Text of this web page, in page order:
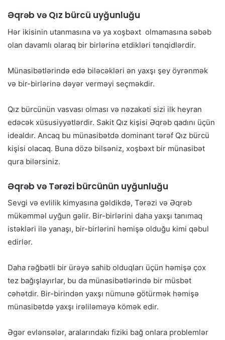
Əqrəb və Qız bürcü uyğunluğu
Hər ikisinin utanmasına və ya xoşbəxt olmamasına səbəb
olan davamlı olaraq bir birlərinə etdikləri tənqidlərdir.
Münasibətlərində edə biləcəkləri ən yaxşı şey öyrənmək
və bir-birlərinə dəyər verməyi seçməkdir.
Qız bürcünün vasvası olması və nəzakəti sizi ilk heyran
edəcək xüsusiyyətlərdir. Sakit Qız kişisi Əqrəb qadını üçün
idealdır. Ancaq bu münasibətdə dominant tərəf Qız bürcü
kişisi olacaq. Buna dözə bilsəniz, xoşbəxt bir münasibət
qura bilərsiniz.
Əqrəb və Tərəzi bürcünün uyğunluğu
Sevgi və evlilik kimyasına gəldikdə, Tərəzi və Əqrəb
mükəmməl uyğun gəlir. Bir-birlərini daha yaxşı tanımaq
istəkləri ilə yanaşı, bir-birlərini həmişə olduğu kimi qəbul
edirlər.
Daha rəğbətli bir ürəyə sahib olduqları üçün həmişə çox
tez bağışlayırlar, bu da münasibətlərində bir müsbət
cəhətdir. Bir-birindən yaxşı nümunə götürmək həmişə
münasibətdə yaxşı irəliləməyə kömək edir.
Əgər evlənsələr, aralarındakı fiziki bağ onlara problemlər